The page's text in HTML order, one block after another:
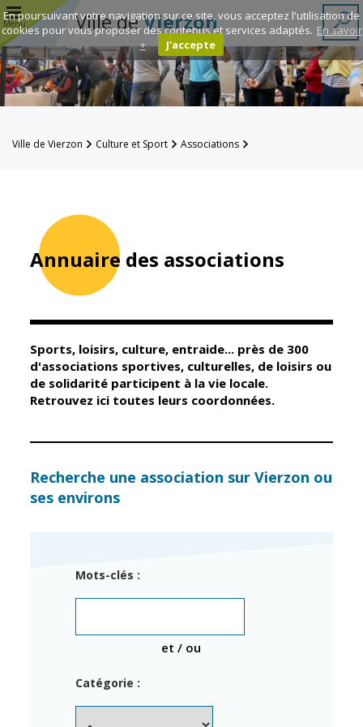
Menu Ville deVierzon
Annuaire des
associations
Espace
Famille
Contacts
Mairie
Élus
Municipal
Services de la
Ville
Cimetières
Titres
État civil
Enfance et
éducation
Guichet unique
enfance
Ville de Vierzon Culture et Sport Associations
Annuaire des associations
Sports, loisirs, culture, entraide... près de 300
d'associations sportives, culturelles, de loisirs ou
de solidarité participent à la vie locale.
Retrouvez ici toutes leurs coordonnées.
Recherche une association sur Vierzon ou
ses environs
Mots-clés :
et / ou
Catégorie :
En poursuivant votre navigation sur ce site, vous acceptez l'utilisation de
cookies pour vous proposer des contenus et services adaptés. En savoir
+
J'accepte